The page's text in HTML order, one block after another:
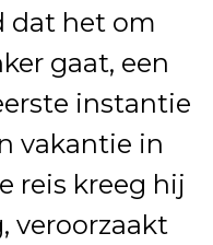
dat het om
gaat, een
instantie
vakantie in
reis kreeg hij
veroorzaakt